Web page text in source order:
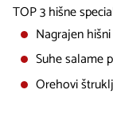
TOP 3 hišne
Nagrajen
Suhe salame
Orehovi